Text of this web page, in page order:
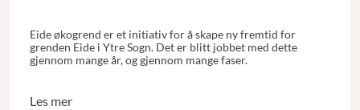
Eide økogrend er et initiativ for å skape ny fremtid for
grenden Eide i Ytre Sogn. Det er blitt jobbet med dette
gjennom mange år, og gjennom mange faser.
Les mer